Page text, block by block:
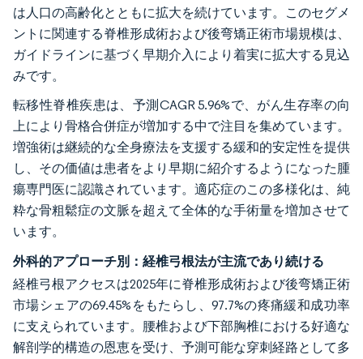
は人口の高齢化とともに拡大を続けています。このセグメ
ントに関連する脊椎形成術および後弯矯正術市場規模は、
ガイドラインに基づく早期介入により着実に拡大する見込
みです。
転移性脊椎疾患は、予測CAGR 5.96%で、がん生存率の向
上により骨格合併症が増加する中で注目を集めています。
増強術は継続的な全身療法を支援する緩和的安定性を提供
し、その価値は患者をより早期に紹介するようになった腫
瘍専門医に認識されています。適応症のこの多様化は、純
粋な骨粗鬆症の文脈を超えて全体的な手術量を増加させて
います。
外科的アプローチ別：経椎弓根法が主流であり続ける
経椎弓根アクセスは2025年に脊椎形成術および後弯矯正術
市場シェアの69.45%をもたらし、97.7%の疼痛緩和成功率
に支えられています。腰椎および下部胸椎における好適な
解剖学的構造の恩恵を受け、予測可能な穿刺経路として多